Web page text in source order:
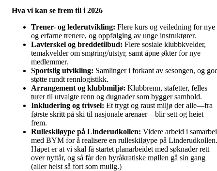
Hva vi kan se frem til i 2026
Trener- og lederutvikling: Flere kurs og veiledning for nye
og erfarne trenere, og oppfølging av unge instruktører.
Lavterskel og breddetilbud: Flere sosiale klubbkvelder,
temakvelder om smøring/utstyr, samt åpne økter for nye
medlemmer.
Sportslig utvikling: Samlinger i forkant av sesongen, og
støtte rundt rennlogistikk.
Arrangement og klubbmiljø: Klubbrenn, stafetter, felles
turer til utvalgte renn og dugnader som bygger samhold.
Inkludering og trivsel: Et trygt og raust miljø der alle—fra
første skritt på ski til nasjonale arenaer—blir sett og heiet
frem.
Rulleskiløype på Linderudkollen: Videre arbeid i
med BYM for å realisere en rulleskiløype på Linderudkollen.
Håpet er at vi skal få startet planarbeidet med søknader rett
over nyttår, og så får den byråkratiske møllen gå sin gang
(aller helst så fort som mulig.)